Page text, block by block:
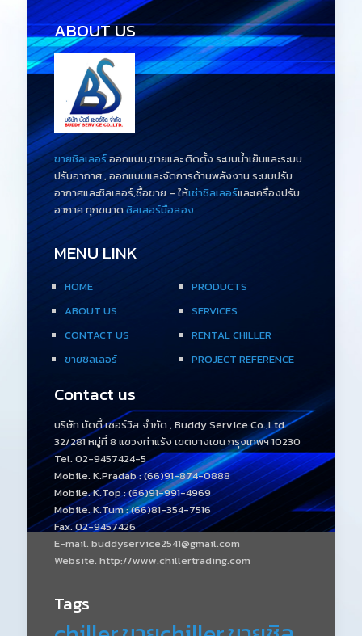
ABOUT US
ขายชิลเลอร์ออกแบบ,ขายและ ติดตั้ง ระบบน้ำเย็นและระบบ
ปรับอากาศ , ออกแบบและจัดการด้านพลังงาน ระบบปรับ
อากาศและชิลเลอร์,ซื้อขาย – ให้เช่าชิลเลอร์และเครื่องปรับ
อากาศ ทุกขนาดชิลเลอร์มือสอง
MENU LINK
HOME
ABOUT US
CONTACT US
ขายชิลเลอร์
PRODUCTS
SERVICES
RENTAL CHILLER
PROJECT REFERENCE
Contact us
บริษัท บัดดี้ เซอร์วิส จำกัด , Buddy Service Co.,Ltd.
32/281 หมู่ที่ 8 แขวงท่าแร้ง เขตบางเขน กรุงเทพฯ 10230
Tel. 02-9457424-5
Mobile. K.Pradab : (66)91-874-0888
Mobile. K.Top : (66)91-991-4969
Mobile. K.Tum : (66)81-354-7516
Fax. 02-9457426
E-mail. buddyservice2541@gmail.com
Website. http://www.chillertrading.com
Tags